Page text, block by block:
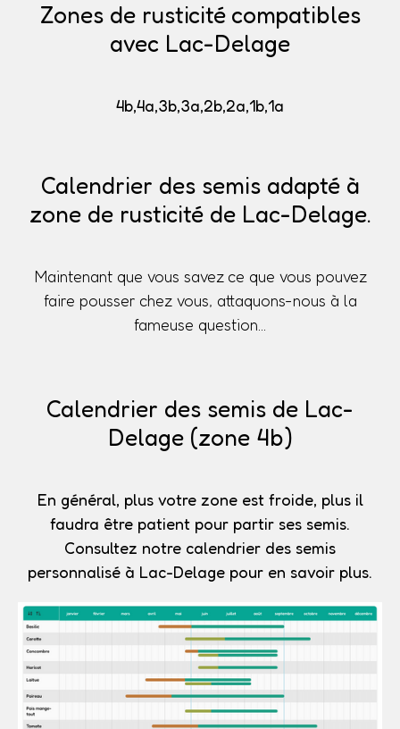
Zones de rusticité compatibles
avec Lac-Delage
4b,4a,3b,3a,2b,2a,1b,1a
Calendrier des semis adapté à
zone de rusticité de Lac-Delage.
Maintenant que vous savez ce que vous pouvez
faire pousser chez vous, attaquons-nous à la
fameuse question...
Calendrier des semis de Lac-
Delage (zone 4b)
En général, plus votre zone est froide, plus il
faudra être patient pour partir ses semis.
Consultez notre calendrier des semis
personnalisé à Lac-Delage pour en savoir plus.